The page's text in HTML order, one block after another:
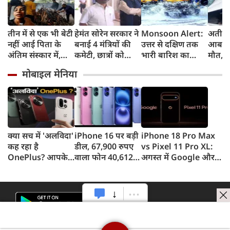
तीन में से एक भी बेटी
नहीं आई पिता के
अंतिम संस्‍कार में,
जला दो, चिता में
जलती रिश्‍तों की
सच्‍चाई
हेमंत सोरेन सरकार ने
बनाई 4 मंत्रियों की
कमेटी, छात्रों को
Monsoon Alert:
उत्तर से दक्षिण तक
भारी बारिश का
भूस्खलन और मैदानी
इलाकों में बाढ़ का
मौत,
अहमद
मोबाइल मेनिया
क्या सच में 'अलविदा'
कह रहा है
OnePlus? आपके
अपडेट
iPhone 16 पर बड़ी
डील, 67,900 रुपए
वाला फोन 40,612
डिस्काउंट
iPhone 18 Pro Max
vs Pixel 11 Pro XL:
अगस्त में Google और
सबसे दमदार?